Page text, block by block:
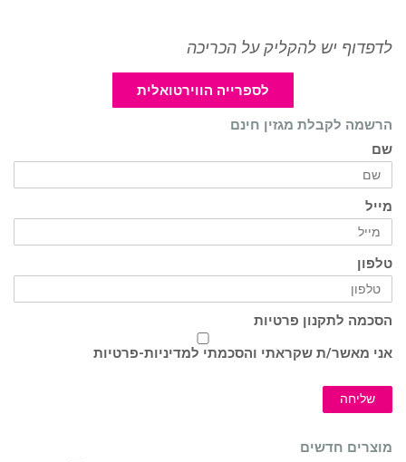
לדפדוף יש להקליק על הכריכה
לספרייה הווירטואלית
הרשמה לקבלת מגזין חינם
שם
מייל
טלפון
הסכמה לתקנון פרטיות
אני מאשר/ת שקראתי והסכמתי למדיניות-פרטיות
שליחה
מוצרים חדשים